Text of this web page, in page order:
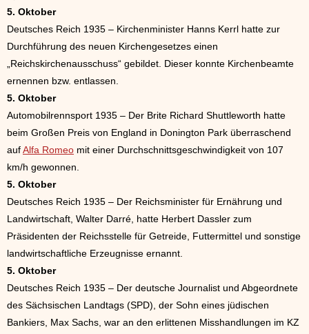
5. Oktober
Deutsches Reich 1935 – Kirchenminister Hanns Kerrl hatte zur
Durchführung des neuen Kirchengesetzes einen
„Reichskirchenausschuss“ gebildet. Dieser konnte Kirchenbeamte
ernennen bzw. entlassen.
5. Oktober
Automobilrennsport 1935 – Der Brite Richard Shuttleworth hatte
beim Großen Preis von England in Donington Park überraschend
aufAlfa Romeo mit einer Durchschnittsgeschwindigkeit von 107
km/h gewonnen.
5. Oktober
Deutsches Reich 1935 – Der Reichsminister für Ernährung und
Landwirtschaft, Walter Darré, hatte Herbert Dassler zum
Präsidenten der Reichsstelle für Getreide, Futtermittel und sonstige
landwirtschaftliche Erzeugnisse ernannt.
5. Oktober
Deutsches Reich 1935 – Der deutsche Journalist und Abgeordnete
des Sächsischen Landtags (SPD), der Sohn eines jüdischen
Bankiers, Max Sachs, war an den erlittenen Misshandlungen im KZ